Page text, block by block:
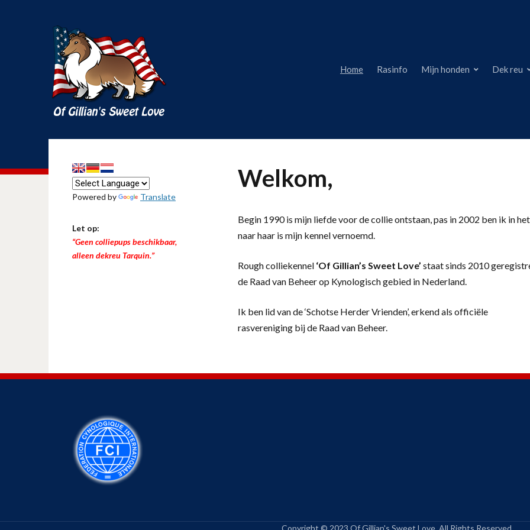
Home Rasinfo Mijn honden Dek reu
Welkom,
Begin 1990 is mijn liefde voor de collie ontstaan, pas in 2002 ben ik in
naar haar is mijn kennel vernoemd.
Rough colliekennel ‘Of Gillian’s Sweet Love’ staat sinds 2010
de Raad van Beheer op Kynologisch gebied in Nederland.
Ik ben lid van de ‘Schotse Herder Vrienden’, erkend als officiële
rasvereniging bij de Raad van Beheer.
Powered by Translate
Let op:
“Geen colliepups beschikbaar,
alleen dekreu Tarquin.”
Copyright © 2023 Of Gillian's Sweet Love. All Rights Reserved.